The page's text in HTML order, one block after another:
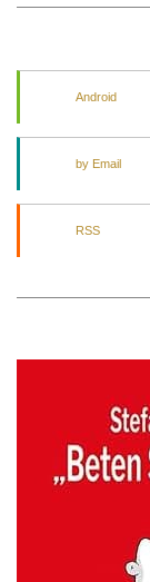
Android
by Email
RSS